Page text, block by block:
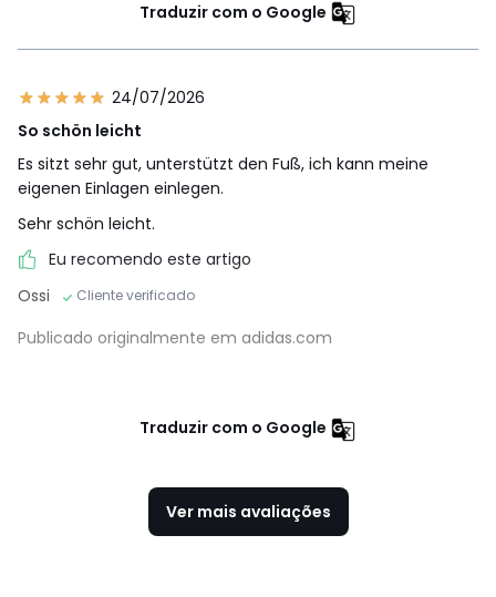
Traduzir com o Google
24/07/2026
So schön leicht
Es sitzt sehr gut, unterstützt den Fuß, ich kann meine
eigenen Einlagen einlegen.
Sehr schön leicht.
Eu recomendo este artigo
Ossi
Cliente verificado
Publicado originalmente em adidas.com
Traduzir com o Google
Ver mais avaliações